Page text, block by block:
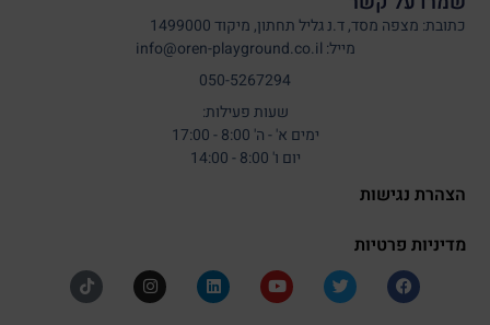
כתובת: מצפה מסד, ד.נ גליל תחתון, מיקוד 1499000
מייל: info@oren-playground.co.il
050-5267294
שעות פעילות:
ימים א' - ה' 8:00 - 17:00
יום ו' 8:00 - 14:00
הצהרת נגישות
מדיניות פרטיות